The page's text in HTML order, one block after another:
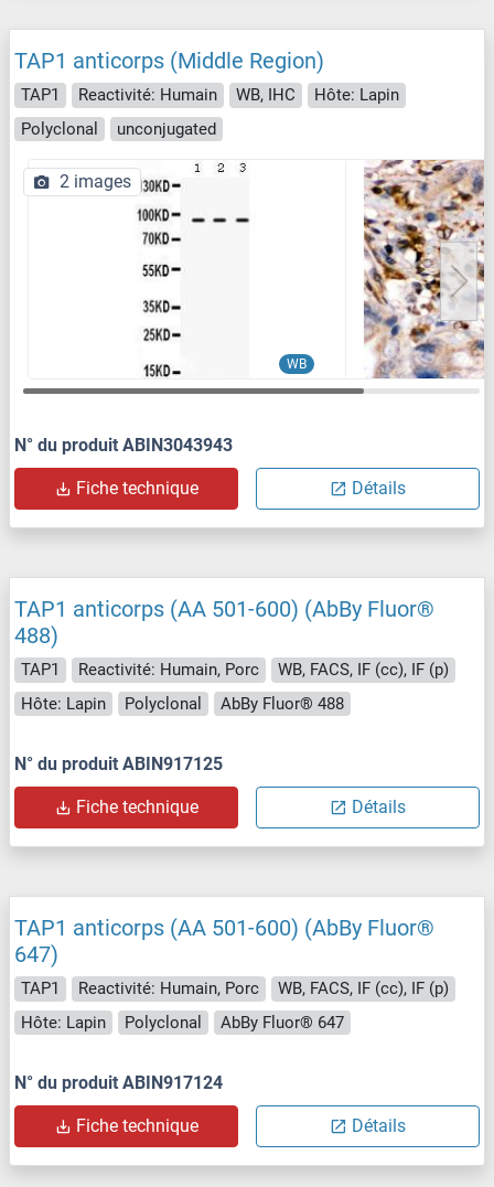
TAP1 anticorps (Middle Region)
TAP1 Reactivité: Humain WB, IHC
Hôte: Lapin
Polyclonal
unconjugated
WB
2 images
N° du produit ABIN3043943
Fiche technique Détails
TAP1 anticorps (AA 501-600) (AbBy Fluor®
488)
TAP1 Reactivité: Humain, Porc
WB, FACS, IF (cc), IF (p)
Hôte: Lapin
Polyclonal AbBy Fluor® 488
N° du produit ABIN917125
Fiche technique Détails
TAP1 anticorps (AA 501-600) (AbBy Fluor®
647)
TAP1 Reactivité: Humain, Porc
WB, FACS, IF (cc), IF (p)
Hôte: Lapin
Polyclonal AbBy Fluor® 647
N° du produit ABIN917124
Fiche technique Détails